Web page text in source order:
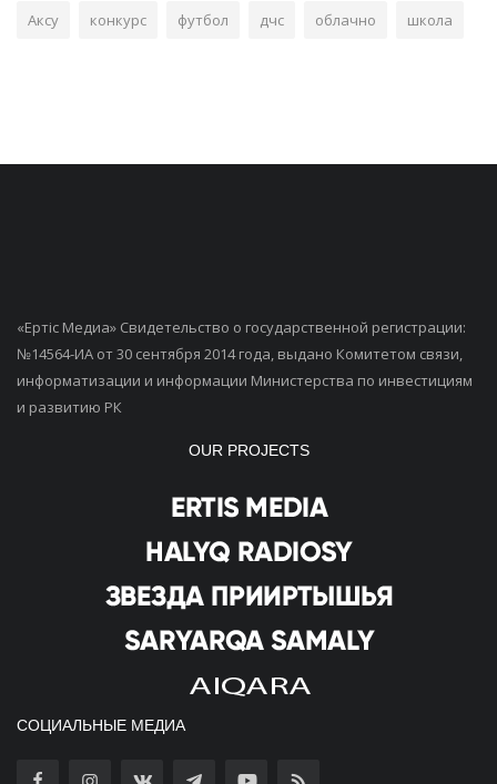
Аксу конкурс футбол дчс облачно школа
«Ертiс Медиа» Свидетельство о государственной регистрации:
№14564-ИА от 30 сентября 2014 года, выдано Комитетом связи,
информатизации и информации Министерства по инвестициям
и развитию РК
OUR PROJECTS
СОЦИАЛЬНЫЕ МЕДИА